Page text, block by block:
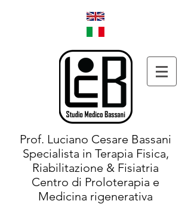
Prof. Luciano Cesare Bassani
Specialista in Terapia Fisica,
Riabilitazione & Fisiatria
Centro di Proloterapia e
Medicina rigenerativa